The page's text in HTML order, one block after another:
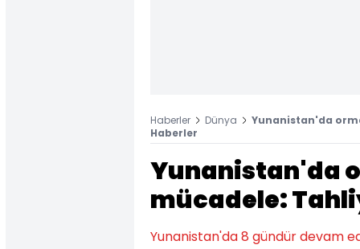
Haberler Dünya
Yunanistan'da
Haberler
Yunanistan'da
mücadele:
Yunanistan'da 8 gündür devam